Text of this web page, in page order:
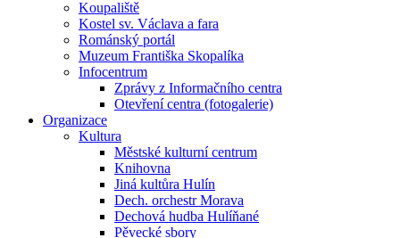
Koupaliště
Kostel sv. Václava a fara
Románský portál
Muzeum Františka Skopalíka
Infocentrum
Zprávy z Informačního centra
Otevření centra (fotogalerie)
Organizace
Kultura
Městské kulturní centrum
Knihovna
Jiná kultůra Hulín
Dech. orchestr Morava
Dechová hudba Hulíňané
Pěvecké sbory